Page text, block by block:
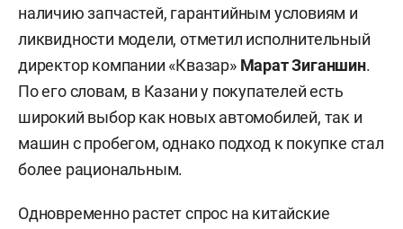
наличию запчастей, гарантийным условиям и
ликвидности модели, отметил исполнительный
директор компании «Квазар» Марат Зиганшин.
По его словам, в Казани у покупателей есть
широкий выбор как новых автомобилей, так и
машин с пробегом, однако подход к покупке стал
более рациональным.
Одновременно растет спрос на китайские